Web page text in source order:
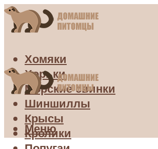
Хомяки
Хорьки
Морские свинки
Шиншиллы
Крысы
Кролики
Меню